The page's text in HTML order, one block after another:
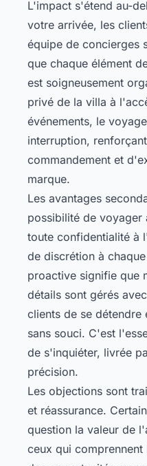
L'impact s'étend au-
votre arrivée, les
équipe de concierges
que chaque élément
est soigneusement
privé de la villa à
événements, le
interruption,
commandement et
marque.
Les avantages
possibilité de voyager
toute confidentialité à
de discrétion à
proactive signifie que
détails sont gérés
clients de se
sans souci. C'est
de s'inquiéter, livrée
précision.
Les objections sont
et réassurance.
question la valeur de
ceux qui